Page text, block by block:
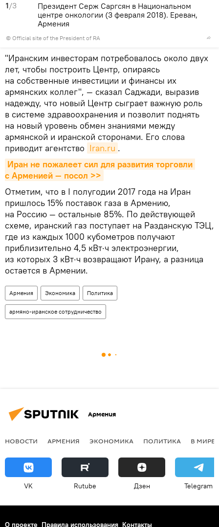
1/3
© Official site of the President of RA
Президент Серж Саргсян в Национальном
центре онкологии (3 февраля 2018). Ереван,
Армения
"Иранским инвесторам потребовалось около двух
лет, чтобы построить Центр, опираясь
на собственные инвестиции и финансы их
армянских коллег", — сказал Саджади, выразив
надежду, что новый Центр сыграет важную роль
в системе здравоохранения и позволит поднять
на новый уровень обмен знаниями между
армянской и иранской сторонами. Его слова
приводит агентство Iran.ru .
Иран не пожалеет сил для развития торговли
с Арменией — посол >>
Отметим, что в I полугодии 2017 года на Иран
пришлось 15% поставок газа в Армению,
на Россию — остальные 85%. По действующей
схеме, иранский газ поступает на Разданскую ТЭЦ,
где из каждых 1000 кубометров получают
приблизительно 4,5 кВт·ч электроэнергии,
из которых 3 кВт·ч возвращают Ирану, а разница
остается в Армении.
Армения Экономика Политика
армяно-иранское сотрудничество
Армения
НОВОСТИ АРМЕНИЯ ЭКОНОМИКА ПОЛИТИКА В МИРЕ
VK Rutube Дзен Telegram
О проекте Правила использования Контакты